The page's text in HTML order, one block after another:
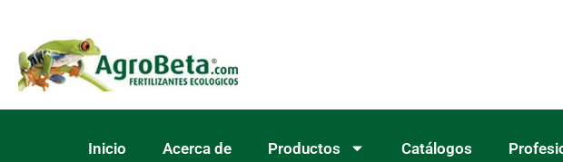
contenido
Inicio Acerca de Productos Catálogos